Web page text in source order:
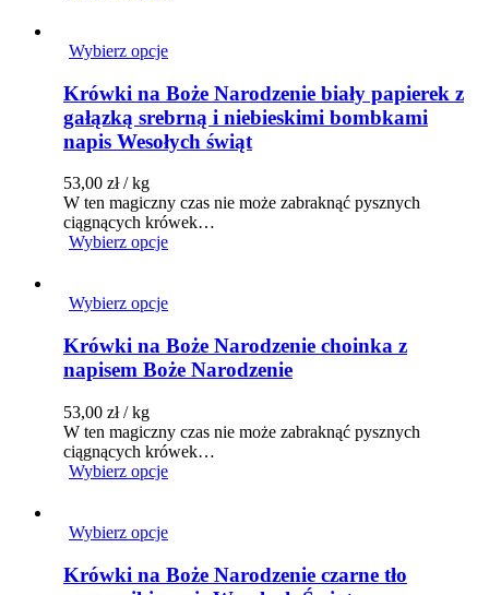
Wybierz opcje
Krówki na Boże Narodzenie biały papierek z
gałązką srebrną i niebieskimi bombkami
napis Wesołych świąt
53,00 zł / kg
W ten magiczny czas nie może zabraknąć pysznych
ciągnących krówek…
Wybierz opcje
Wybierz opcje
Krówki na Boże Narodzenie choinka z
napisem Boże Narodzenie
53,00 zł / kg
W ten magiczny czas nie może zabraknąć pysznych
ciągnących krówek…
Wybierz opcje
Wybierz opcje
Krówki na Boże Narodzenie czarne tło